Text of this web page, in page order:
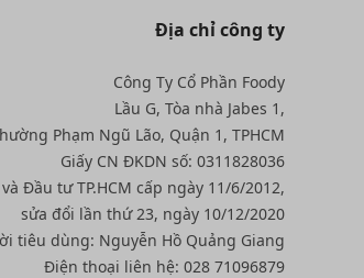
Địa chỉ công ty
Công Ty Cổ Phần Foody
Lầu G, Tòa nhà Jabes 1,
Phạm Ngũ Lão, Quận 1, TPHCM
Giấy CN ĐKDN số: 0311828036
Đầu tư TP.HCM cấp ngày 11/6/2012,
sửa đổi lần thứ 23, ngày 10/12/2020
tiêu dùng: Nguyễn Hồ Quảng Giang
Điện thoại liên hệ: 028 71096879